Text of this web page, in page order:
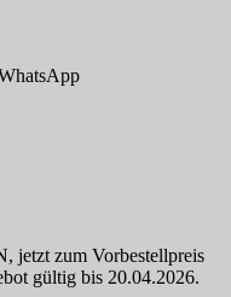
jetzt zum Vorbestellpreis
gültig bis 20.04.2026.